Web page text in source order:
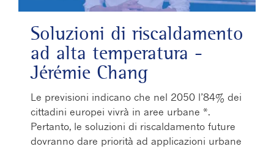
Soluzioni di riscaldamento
ad alta temperatura -
Jérémie Chang
Le previsioni indicano che nel 2050 l’84% dei
cittadini europei vivrà in aree urbane *.
Pertanto, le soluzioni di riscaldamento future
dovranno dare priorità ad applicazioni urbane